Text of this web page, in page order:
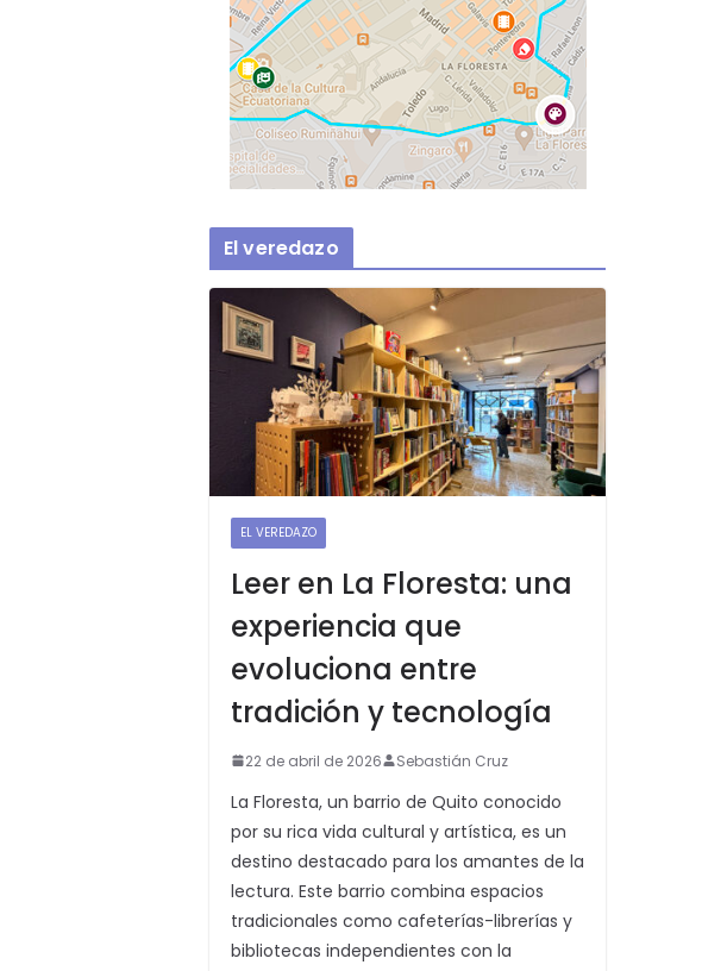
El veredazo
EL VEREDAZO
Leer en La Floresta: una
experiencia que
evoluciona entre
tradición y tecnología
22 de abril de 2026 Sebastián Cruz
La Floresta, un barrio de Quito conocido
por su rica vida cultural y artística, es un
destino destacado para los amantes de la
lectura. Este barrio combina espacios
tradicionales como cafeterías-librerías y
bibliotecas independientes con la